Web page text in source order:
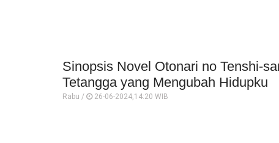
Sinopsis Novel Otonari no Tenshi-
Tetangga yang Mengubah Hidupku
Rabu / 26-06-2024,14:20 WIB